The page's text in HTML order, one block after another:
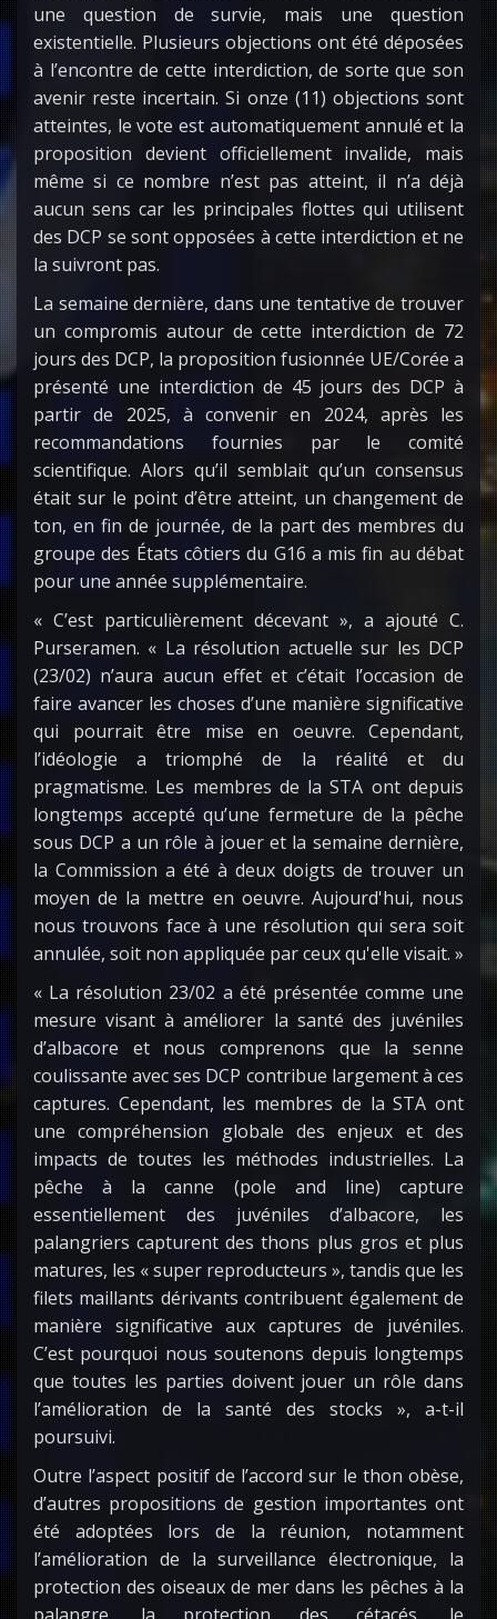
une question de survie, mais une question
existentielle. Plusieurs objections ont été déposées
à l’encontre de cette interdiction, de sorte que son
avenir reste incertain. Si onze (11) objections sont
atteintes, le vote est automatiquement annulé et la
proposition devient officiellement invalide, mais
même si ce nombre n’est pas atteint, il n’a déjà
aucun sens car les principales flottes qui utilisent
des DCP se sont opposées à cette interdiction et ne
la suivront pas.
La semaine dernière, dans une tentative de trouver
un compromis autour de cette interdiction de 72
jours des DCP, la proposition fusionnée UE/Corée a
présenté une interdiction de 45 jours des DCP à
partir de 2025, à convenir en 2024, après les
recommandations fournies par le comité
scientifique. Alors qu’il semblait qu’un consensus
était sur le point d’être atteint, un changement de
ton, en fin de journée, de la part des membres du
groupe des États côtiers du G16 a mis fin au débat
pour une année supplémentaire.
« C’est particulièrement décevant », a ajouté C.
Purseramen. « La résolution actuelle sur les DCP
(23/02) n’aura aucun effet et c’était l’occasion de
faire avancer les choses d’une manière significative
qui pourrait être mise en oeuvre. Cependant,
l’idéologie a triomphé de la réalité et du
pragmatisme. Les membres de la STA ont depuis
longtemps accepté qu’une fermeture de la pêche
sous DCP a un rôle à jouer et la semaine dernière,
la Commission a été à deux doigts de trouver un
moyen de la mettre en oeuvre. Aujourd'hui, nous
nous trouvons face à une résolution qui sera soit
annulée, soit non appliquée par ceux qu'elle visait. »
« La résolution 23/02 a été présentée comme une
mesure visant à améliorer la santé des juvéniles
d’albacore et nous comprenons que la senne
coulissante avec ses DCP contribue largement à ces
captures. Cependant, les membres de la STA ont
une compréhension globale des enjeux et des
impacts de toutes les méthodes industrielles. La
pêche à la canne (pole and line) capture
essentiellement des juvéniles d’albacore, les
palangriers capturent des thons plus gros et plus
matures, les « super reproducteurs », tandis que les
filets maillants dérivants contribuent également de
manière significative aux captures de juvéniles.
C’est pourquoi nous soutenons depuis longtemps
que toutes les parties doivent jouer un rôle dans
l’amélioration de la santé des stocks », a-t-il
poursuivi.
Outre l’aspect positif de l’accord sur le thon obèse,
d’autres propositions de gestion importantes ont
été adoptées lors de la réunion, notamment
l’amélioration de la surveillance électronique, la
protection des oiseaux de mer dans les pêches à la